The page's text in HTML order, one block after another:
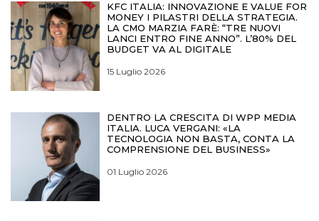
KFC ITALIA: INNOVAZIONE E VALUE FOR
MONEY I PILASTRI DELLA STRATEGIA.
LA CMO MARZIA FARÈ: “TRE NUOVI
LANCI ENTRO FINE ANNO”. L’80% DEL
BUDGET VA AL DIGITALE
15 Luglio 2026
DENTRO LA CRESCITA DI WPP MEDIA
ITALIA. LUCA VERGANI: «LA
TECNOLOGIA NON BASTA, CONTA LA
COMPRENSIONE DEL BUSINESS»
01 Luglio 2026